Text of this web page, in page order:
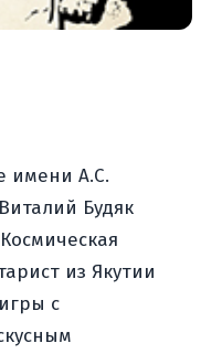
имени А.С.
Будяк
из Якутии
с